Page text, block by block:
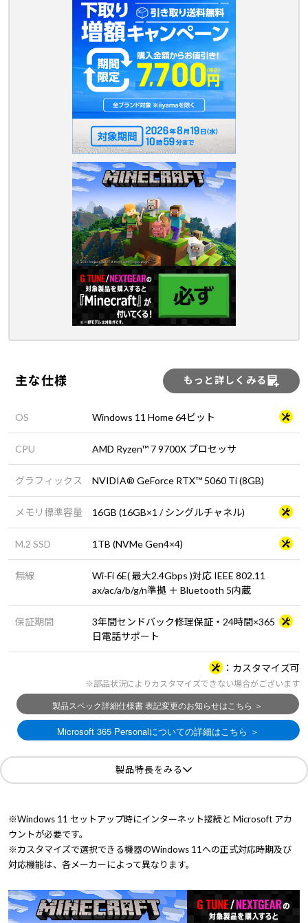
主な仕様 もっと詳しくみる
OS Windows 11 Home 64ビット
CPU AMD Ryzen™ 7 9700X プロセッサ
グラフィックス NVIDIA® GeForce RTX™ 5060 Ti (8GB)
メモリ標準容量 16GB (16GB×1 / シングルチャネル)
M.2 SSD 1TB (NVMe Gen4×4)
無線
Wi-Fi 6E( 最大2.4Gbps )対応 IEEE 802.11
ax/ac/a/b/g/n準拠 ＋ Bluetooth 5内蔵
保証期間
3年間センドバック修理保証・24時間×365
日電話サポート
カスタマイズ可
※部品状況によりカスタマイズできない場合がございます
製品特長をみる
※Windows 11 セットアップ時にインターネット接続と Microsoft アカ
ウントが必要です。
※カスタマイズで選択できる機器のWindows 11への正式対応時期及び
対応機能は、各メーカーによって異なります。